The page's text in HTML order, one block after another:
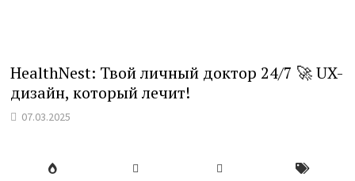
HealthNest: Твой личный доктор 24/7 🚀 UX-
дизайн, который лечит!
07.03.2025